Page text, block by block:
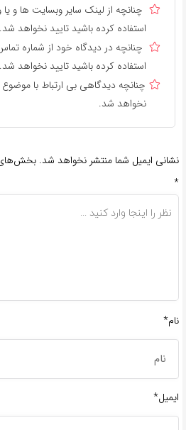
چنانچه از لینک سایر وبسایت ها و
استفاده کرده باشید تایید نخواهد شد.
چنانچه در دیدگاه خود از شماره
استفاده کرده باشید تایید نخواهد شد.
چنانچه دیدگاهی بی ارتباط با
نخواهد شد.
نشانی ایمیل شما منتشر نخواهد شد. بخش‌های
*
نام*
ایمیل*